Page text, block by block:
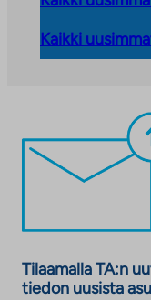
Kaikki
Tilaamalla TA:n
tiedon uusista